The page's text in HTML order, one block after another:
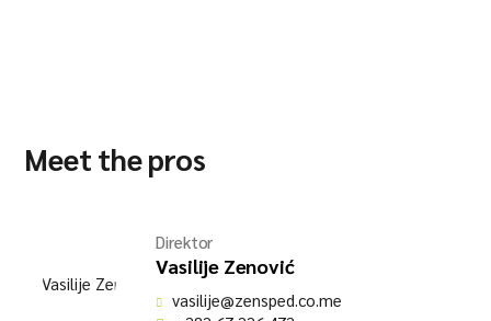
Meet the pros
Direktor
Vasilije Zenović
vasilije@zensped.co.me